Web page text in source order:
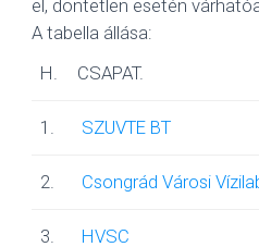
el, döntetlen esetén
A tabella állása:
H.
CSAPAT.
1. SZUVTE BT
2. Csongrád Városi
3. HVSC